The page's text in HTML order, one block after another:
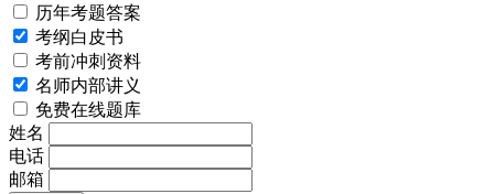
历年考题答案
考纲白皮书
考前冲刺资料
名师内部讲义
免费在线题库
姓名
电话
邮箱